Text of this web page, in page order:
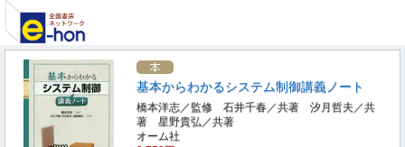
基本からわかるシステム制御講義ノート
橋本洋志／監修 石井千春／共著 汐月哲夫／共
著 星野貴弘／共著
オーム社